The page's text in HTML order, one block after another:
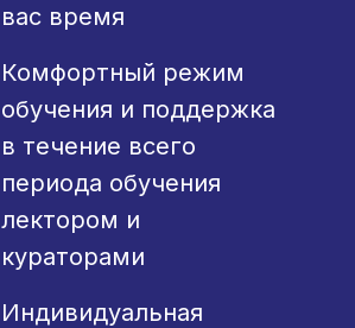
вас время
Комфортный режим
обучения и поддержка
в течение всего
периода обучения
лектором и
кураторами
Индивидуальная